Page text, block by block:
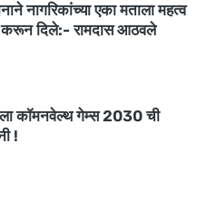
नागरिकांच्या एका मताला महत्व
करून दिले:- रामदास आठवले
कॉमनवेल्थ गेम्स 2030 ची
!